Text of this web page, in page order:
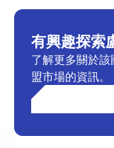
有興趣探索
了解更多關於
盟市場的資訊。